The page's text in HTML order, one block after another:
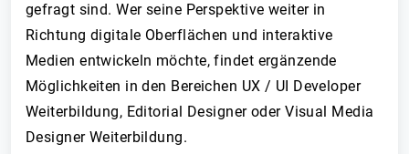
gefragt sind. Wer seine Perspektive weiter in
Richtung digitale Oberflächen und interaktive
Medien entwickeln möchte, findet ergänzende
Möglichkeiten in den Bereichen UX / UI Developer
Weiterbildung, Editorial Designer oder Visual Media
Designer Weiterbildung.